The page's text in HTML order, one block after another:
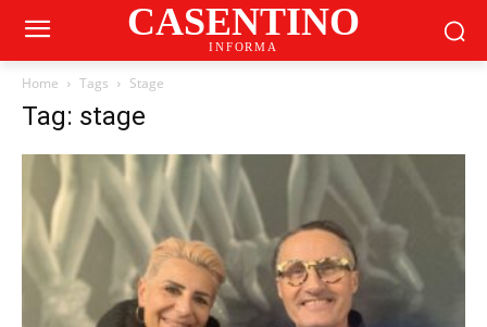
CASENTINO
INFORMA
Home Tags Stage
Tag: stage